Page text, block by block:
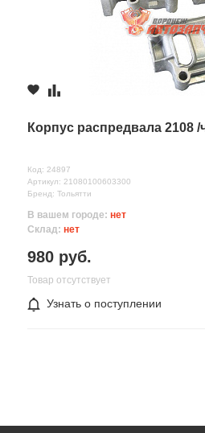
Корпус распредвала 2108
Код: 24897
Артикул: 21080100603300
Бренд: Тольятти
В вашем городе: нет
Склад: нет
980 руб.
Товар отсутствует
Узнать о поступлении